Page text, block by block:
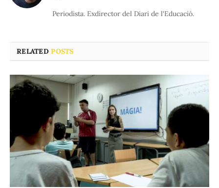
Periodista. Exdirector del Diari de l'Educació.
RELATEDPOSTS